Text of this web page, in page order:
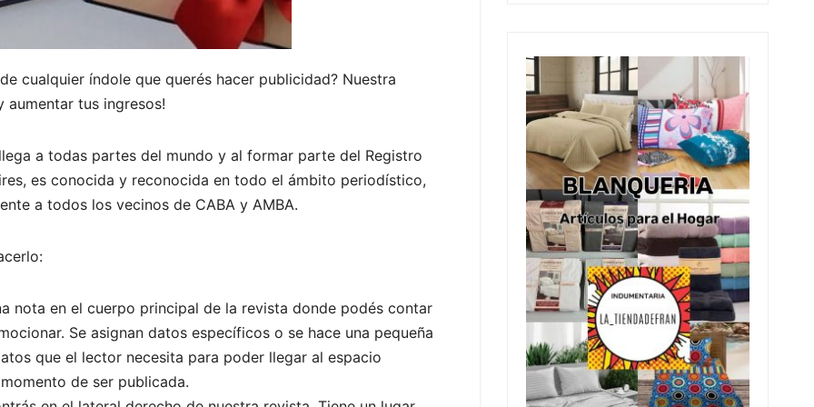
cualquier índole que querés hacer publicidad? Nuestra
aumentar tus ingresos!
a todas partes del mundo y al formar parte del Registro
es conocida y reconocida en todo el ámbito periodístico,
a todos los vecinos de CABA y AMBA.
nota en el cuerpo principal de la revista donde podés contar
Se asignan datos específicos o se hace una pequeña
que el lector necesita para poder llegar al espacio
de ser publicada.